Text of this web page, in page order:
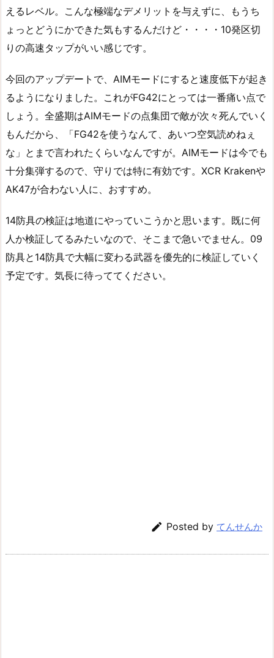
えるレベル。こんな極端なデメリットを与えずに、もうち
ょっとどうにかできた気もするんだけど・・・・10発区切
りの高速タップがいい感じです。
今回のアップデートで、AIMモードにすると速度低下が起き
るようになりました。これがFG42にとっては一番痛い点で
しょう。全盛期はAIMモードの点集団で敵が次々死んでいく
もんだから、「FG42を使うなんて、あいつ空気読めねぇ
な」とまで言われたくらいなんですが。AIMモードは今でも
十分集弾するので、守りでは特に有効です。XCR Krakenや
AK47が合わない人に、おすすめ。
14防具の検証は地道にやっていこうかと思います。既に何
人か検証してるみたいなので、そこまで急いでません。09
防具と14防具で大幅に変わる武器を優先的に検証していく
予定です。気長に待っててください。
 Posted by てんせんか